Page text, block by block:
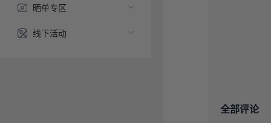
晒单专区
线下活动
全部评论